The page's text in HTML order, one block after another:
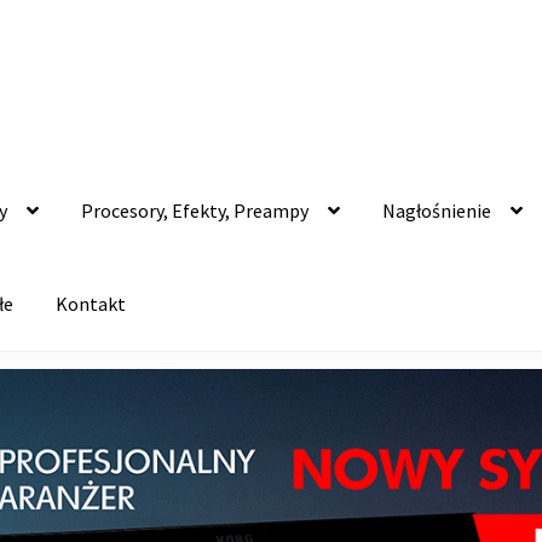
Procesory, Efekty, Preampy Nagłośnienie
Kontakt